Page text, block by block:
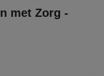
met Zorg -